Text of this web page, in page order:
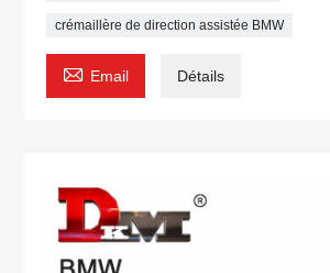
crémaillère de direction assistée BMW
 Email Détails